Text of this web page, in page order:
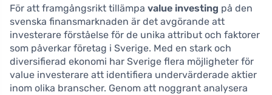
För att framgångsrikt tillämpa value investing på den
svenska finansmarknaden är det avgörande att
investerare förståelse för de unika attribut och faktorer
som påverkar företag i Sverige. Med en stark och
diversifierad ekonomi har Sverige flera möjligheter för
value investerare att identifiera undervärderade aktier
inom olika branscher. Genom att noggrant analysera